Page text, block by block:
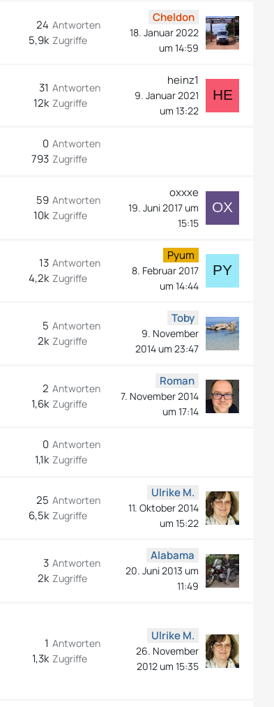
Antworten
24
Zugriffe
5,9k
Cheldon
18. Januar 2022
um 14:59
Antworten
31
Zugriffe
12k
heinz1
9. Januar 2021
um 13:22
Antworten
0
Zugriffe
793
Antworten
59
Zugriffe
10k
oxxxe
19. Juni 2017 um
15:15
Antworten
13
Zugriffe
4,2k
Pyum
8. Februar 2017
um 14:44
Antworten
5
Zugriffe
2k
Toby
9. November
2014 um 23:47
Antworten
2
Zugriffe
1,6k
Roman
7. November 2014
um 17:14
Antworten
0
Zugriffe
1,1k
Antworten
25
Zugriffe
6,5k
Ulrike M.
11. Oktober 2014
um 15:22
Antworten
3
Zugriffe
2k
Alabama
20. Juni 2013 um
11:49
Antworten
1
Zugriffe
1,3k
Ulrike M.
26. November
2012 um 15:35